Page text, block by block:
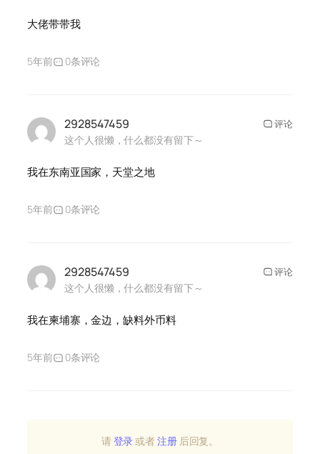
大佬带带我
5年前 0条评论
2928547459
这个人很懒，什么都没有留下～
评论
我在东南亚国家，天堂之地
5年前 0条评论
2928547459
这个人很懒，什么都没有留下～
评论
我在柬埔寨，金边，缺料外币料
5年前 0条评论
请登录或者注册后回复。